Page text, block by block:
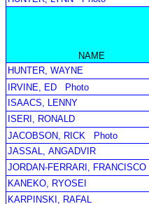
NAME
HUNTER, WAYNE
IRVINE, ED
Photo
ISAACS, LENNY
ISERI, RONALD
JACOBSON, RICK
Photo
JASSAL, ANGADVIR
JORDAN-FERRARI, FRANCISCO
KANEKO, RYOSEI
KARPINSKI, RAFAL